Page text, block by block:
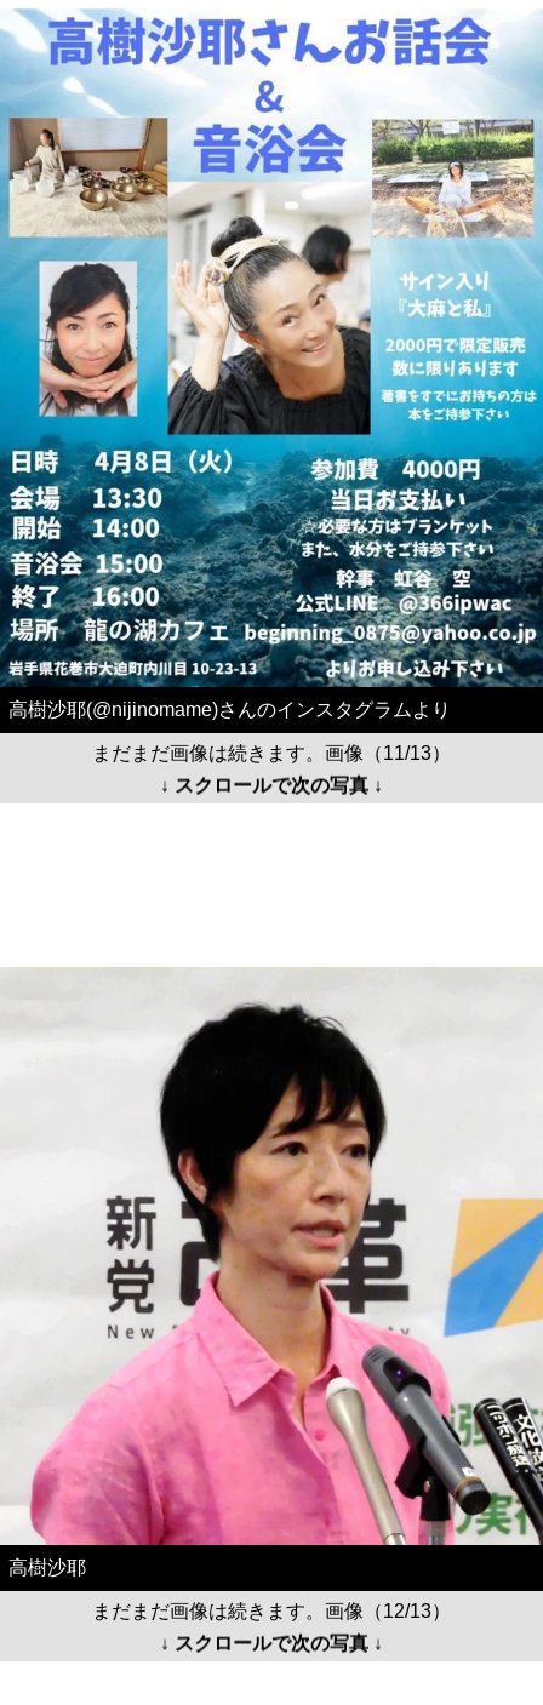
高樹沙耶(@nijinomame)さんのインスタグラムより
まだまだ画像は続きます。画像（11/13）
↓ スクロールで次の写真 ↓
高樹沙耶
まだまだ画像は続きます。画像（12/13）
↓ スクロールで次の写真 ↓